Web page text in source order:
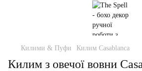
Килими & Пуфи Килим Casablanca
Килим з овечої вовни